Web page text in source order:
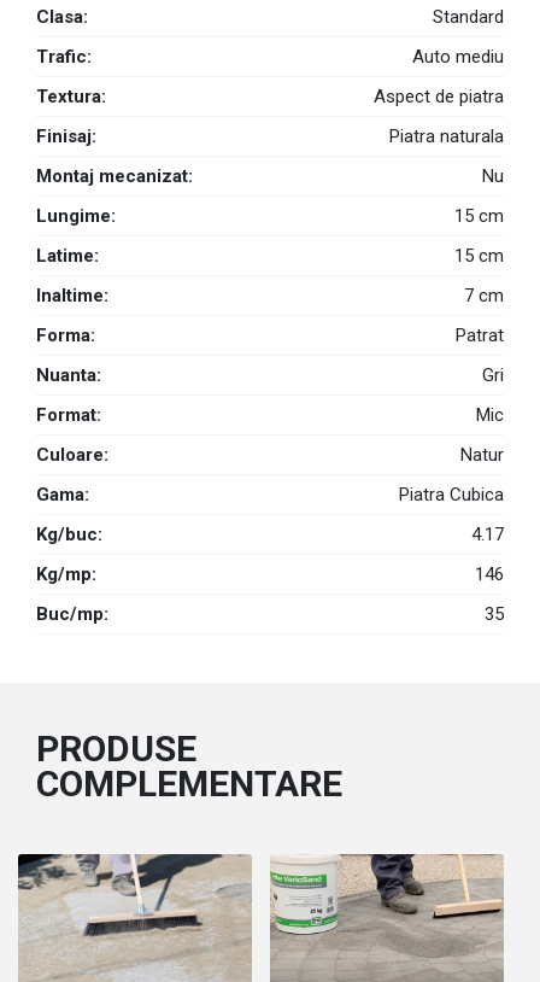
Clasa:
Standard
Trafic:
Auto mediu
Textura:
Aspect de piatra
Finisaj:
Piatra naturala
Montaj mecanizat:
Nu
Lungime:
15 cm
Latime:
15 cm
Inaltime:
7 cm
Forma:
Patrat
Nuanta:
Gri
Format:
Mic
Culoare:
Natur
Gama:
Piatra Cubica
Kg/buc:
4.17
Kg/mp:
146
Buc/mp:
35
PRODUSE
COMPLEMENTARE